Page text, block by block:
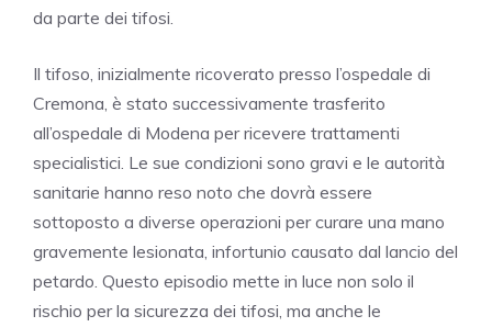
da parte dei tifosi.
Il tifoso, inizialmente ricoverato presso l’ospedale di
Cremona, è stato successivamente trasferito
all’ospedale di Modena per ricevere trattamenti
specialistici. Le sue condizioni sono gravi e le autorità
sanitarie hanno reso noto che dovrà essere
sottoposto a diverse operazioni per curare una mano
gravemente lesionata, infortunio causato dal lancio del
petardo. Questo episodio mette in luce non solo il
rischio per la sicurezza dei tifosi, ma anche le